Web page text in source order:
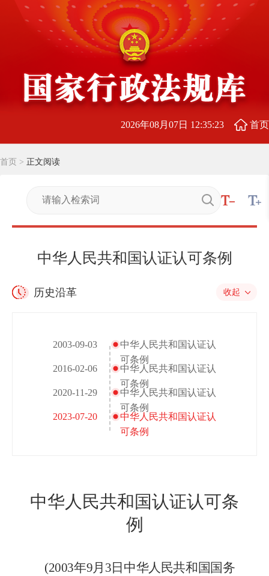
2026年08月07日 12:35:24 首页
首页 > 正文阅读
中华人民共和国认证认可条例
历史沿革 收起
2003-09-03
2016-02-06
2020-11-29
2023-07-20
中华人民共和国认证认
可条例
中华人民共和国认证认
可条例
中华人民共和国认证认
可条例
中华人民共和国认证认
可条例
中华人民共和国认证认可条
例
(2003年9月3日中华人民共和国国务